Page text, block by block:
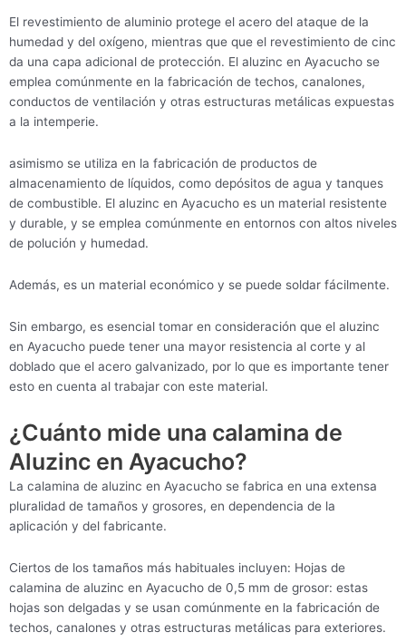
El revestimiento de aluminio protege el acero del ataque de la
humedad y del oxígeno, mientras que que el revestimiento de cinc
da una capa adicional de protección. El aluzinc en Ayacucho se
emplea comúnmente en la fabricación de techos, canalones,
conductos de ventilación y otras estructuras metálicas expuestas
a la intemperie.
asimismo se utiliza en la fabricación de productos de
almacenamiento de líquidos, como depósitos de agua y tanques
de combustible. El aluzinc en Ayacucho es un material resistente
y durable, y se emplea comúnmente en entornos con altos niveles
de polución y humedad.
Además, es un material económico y se puede soldar fácilmente.
Sin embargo, es esencial tomar en consideración que el aluzinc
en Ayacucho puede tener una mayor resistencia al corte y al
doblado que el acero galvanizado, por lo que es importante tener
esto en cuenta al trabajar con este material.
¿Cuánto mide una calamina de
Aluzinc en Ayacucho?
La calamina de aluzinc en Ayacucho se fabrica en una extensa
pluralidad de tamaños y grosores, en dependencia de la
aplicación y del fabricante.
Ciertos de los tamaños más habituales incluyen: Hojas de
calamina de aluzinc en Ayacucho de 0,5 mm de grosor: estas
hojas son delgadas y se usan comúnmente en la fabricación de
techos, canalones y otras estructuras metálicas para exteriores.